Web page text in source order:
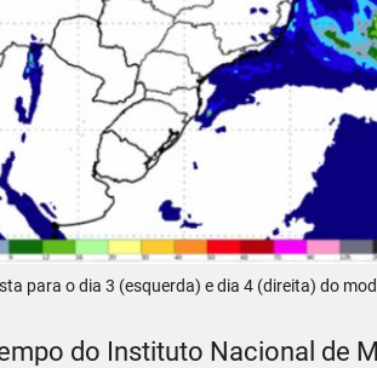
para o dia 3 (esquerda) e dia 4 (direita) do
do Instituto Nacional de